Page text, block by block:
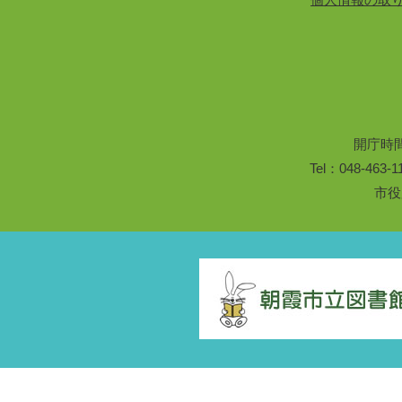
開庁時
Tel：048-463-
市